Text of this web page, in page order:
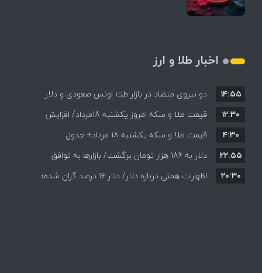
اخبار طلا و ارز
دو نیروی متضاد در بازار طلا؛ اونس صعودی و دلار
نزولی
۱۴:۵۵
قیمت طلا و سکه امروز یکشنبه 18مرداد/ افزایش
قیمت ها + جدول و جزئیات
۱۲:۳۰
قیمت طلا و سکه یکشنبه 18 مرداد+ جدول
۴:۳۰
دلار به 186 هزار تومان برگشت/ بازارها به توافق
احتمالی هرمز چه واکنشی نشان دادند؟
۲۲:۵۵
اظهارات همتی درباره دلار/ دلار ۱۶ درصد گران شده؛
۲۰:۳۰